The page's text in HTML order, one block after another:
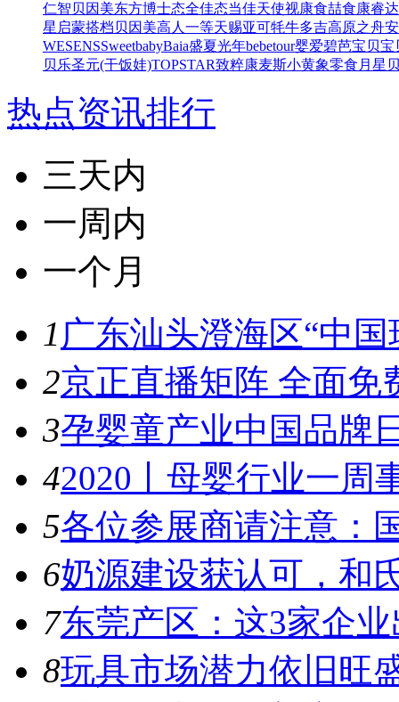
仁智贝因美东方博士态全佳态当佳天使视康食喆食康睿达
星 启蒙搭档贝因美高人一等天赐亚可牦牛多吉高原之舟
WESENSSweetbabyBaia盛夏光年bebetour婴爱碧芭宝贝宝
贝乐圣元(干饭娃)TOPSTAR致粹康麦斯小黄象零食 月星
热点资讯排行
三天内
一周内
一个月
1 广东汕头澄海区“中
2京正直播矩阵 全面免
3孕婴童产业中国品牌
42020丨母婴行业一周
5各位参展商请注意：
6奶源建设获认可，和
7东莞产区：这3家企
8玩具市场潜力依旧旺